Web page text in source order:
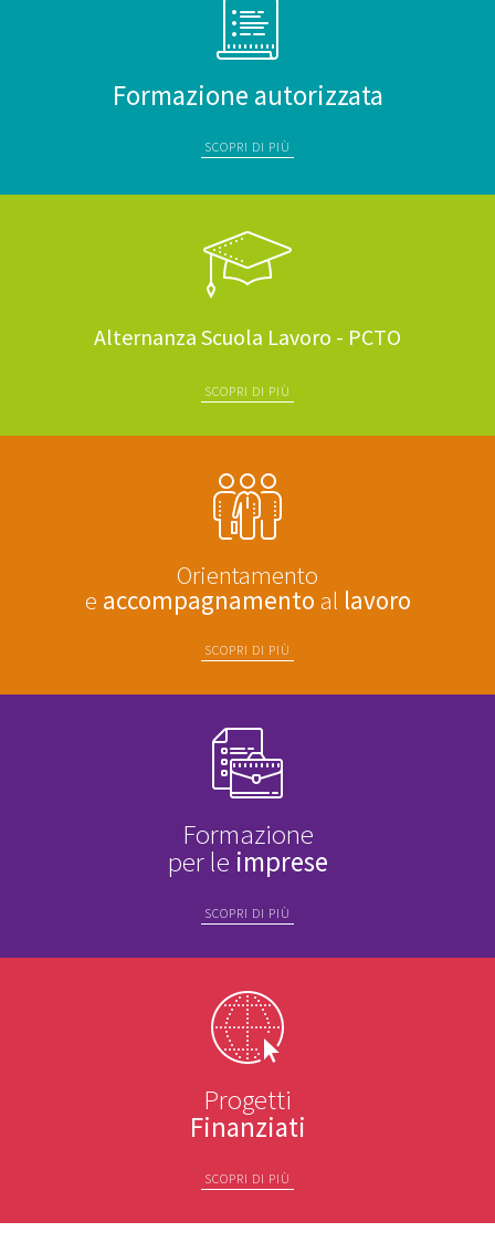
Formazione autorizzata
SCOPRI DI PIÙ
Alternanza Scuola Lavoro - PCTO
SCOPRI DI PIÙ
Orientamento
e accompagnamento al lavoro
SCOPRI DI PIÙ
Formazione
per le imprese
SCOPRI DI PIÙ
Progetti
Finanziati
SCOPRI DI PIÙ